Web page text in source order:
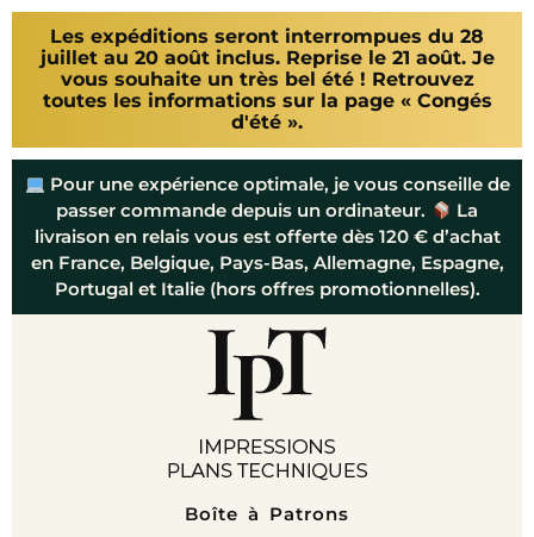
Les expéditions seront interrompues du 28
juillet au 20 août inclus. Reprise le 21 août. Je
vous souhaite un très bel été ! Retrouvez
toutes les informations sur la page « Congés
d'été ».
Pour une expérience optimale, je vous conseille de
passer commande depuis un ordinateur.
La
livraison en relais vous est offerte dès 120 € d’achat
en France, Belgique, Pays-Bas, Allemagne, Espagne,
Portugal et Italie (hors offres promotionnelles).
Boîte à Patrons